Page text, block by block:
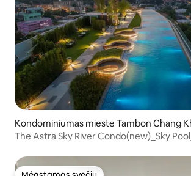
Kondominiumas mieste Tambon Chang
n
The Astra Sky River Condo(new)_Sky